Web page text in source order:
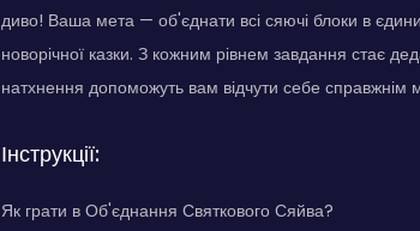
диво! Ваша мета — об'єднати всі сяючі блоки в
новорічної казки. З кожним рівнем завдання стає
натхнення допоможуть вам відчути себе справжнім
Інструкції:
Як грати в Об'єднання Святкового Сяйва?